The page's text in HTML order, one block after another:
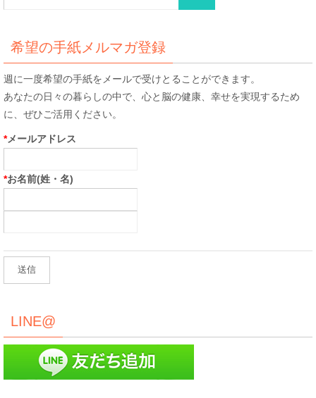
索
希望の手紙メルマガ登録
週に一度希望の手紙をメールで受けとることができます。
あなたの日々の暮らしの中で、心と脳の健康、幸せを実現するため
に、ぜひご活用ください。
*メールアドレス
*お名前(姓・名)
LINE@